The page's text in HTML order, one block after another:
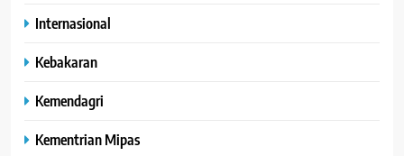
Internasional
Kebakaran
Kemendagri
Kementrian Mipas